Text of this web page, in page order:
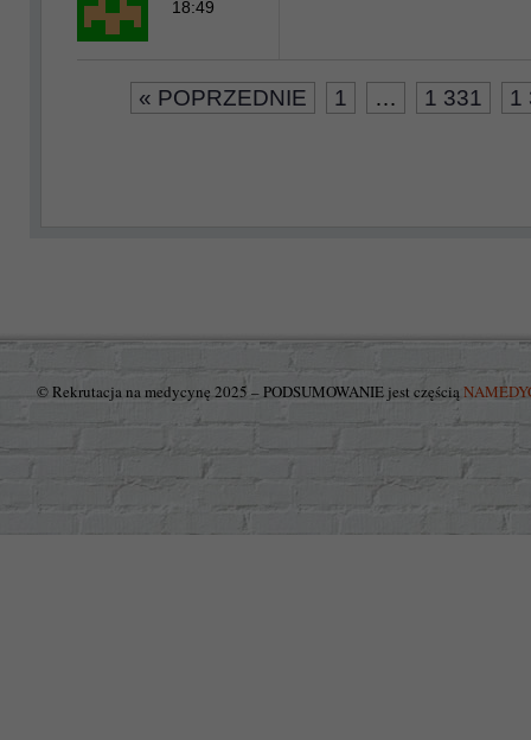
18:49
« POPRZEDNIE 1 … 1 331 1
© Rekrutacja na medycynę 2025 – PODSUMOWANIE jest częścią